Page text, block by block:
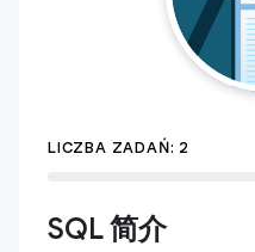
LICZBA ZADAŃ: 2
SQL 简介